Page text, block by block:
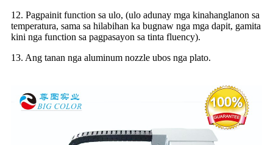
12. Pagpainit function sa ulo, (ulo adunay mga kinahanglanon sa
temperatura, sama sa hilabihan ka bugnaw nga mga dapit, gamita
kini nga function sa pagpasayon ​​sa tinta fluency).
13. Ang tanan nga aluminum nozzle ubos nga plato.